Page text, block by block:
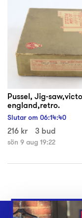
Pussel, Jig-
england,retro.
Slutar om 06:14:40
216 kr 3 bud
sön 9 aug 19:22